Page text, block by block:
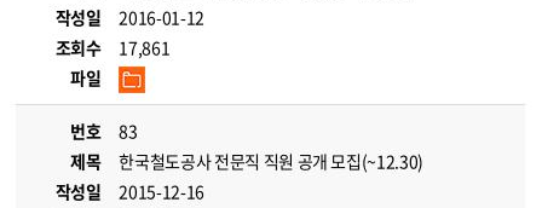
작성일
2016-01-12
조회수
17,861
파일
번호
83
제목
한국철도공사 전문직 직원 공개 모집(~12.30)
작성일
2015-12-16